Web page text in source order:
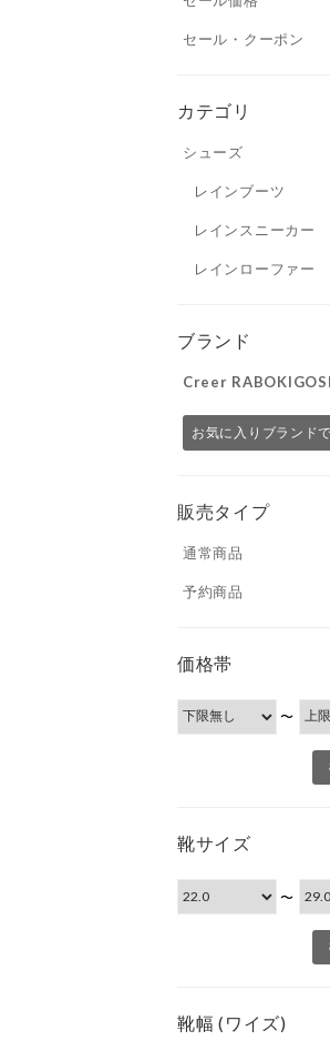
セール・クーポン
カテゴリ
シューズ
レインブーツ
レインスニーカー
レインローファー
ブランド
Creer
お気に入りブランド
販売タイプ
通常商品
予約商品
価格帯
〜
靴サイズ
〜
靴幅 (ワイズ)